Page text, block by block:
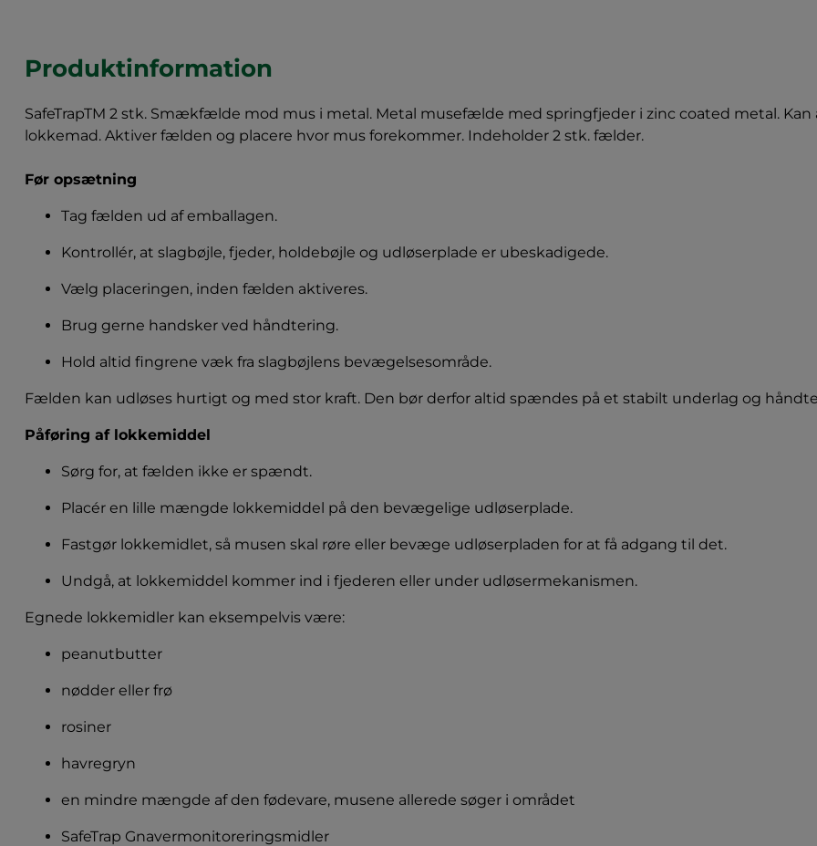
Produktinformation
SafeTrapTM 2 stk. Smækfælde mod mus i metal. Metal musefælde med springfjeder i zinc coated metal.
lokkemad. Aktiver fælden og placere hvor mus forekommer. Indeholder 2 stk. fælder.
Før opsætning
Tag fælden ud af emballagen.
Kontrollér, at slagbøjle, fjeder, holdebøjle og udløserplade er ubeskadigede.
Vælg placeringen, inden fælden aktiveres.
Brug gerne handsker ved håndtering.
Hold altid fingrene væk fra slagbøjlens bevægelsesområde.
Fælden kan udløses hurtigt og med stor kraft. Den bør derfor altid spændes på et stabilt underlag og
Påføring af lokkemiddel
Sørg for, at fælden ikke er spændt.
Placér en lille mængde lokkemiddel på den bevægelige udløserplade.
Fastgør lokkemidlet, så musen skal røre eller bevæge udløserpladen for at få adgang til det.
Undgå, at lokkemiddel kommer ind i fjederen eller under udløsermekanismen.
Egnede lokkemidler kan eksempelvis være:
peanutbutter
nødder eller frø
rosiner
havregryn
en mindre mængde af den fødevare, musene allerede søger i området
SafeTrap Gnavermonitoreringsmidler